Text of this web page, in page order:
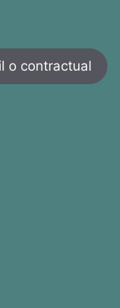
o contractual